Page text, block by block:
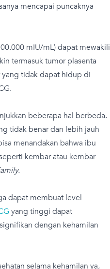
mencapai puncaknya
mIU/mL) dapat mewakili
termasuk tumor plasenta
tidak dapat hidup di
beberapa hal berbeda.
tidak benar dan lebih jauh
menandakan bahwa ibu
kembar atau kembar
dapat membuat level
yang tinggi dapat
dengan kehamilan
selama kehamilan ya,